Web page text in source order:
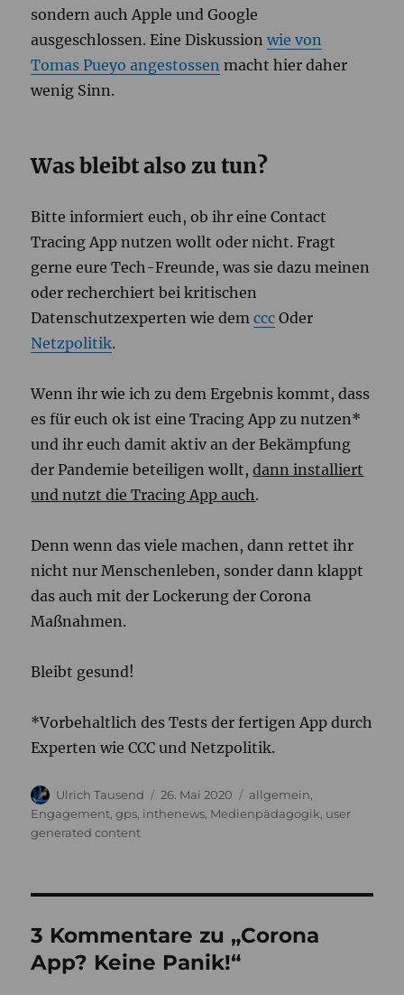
sondern auch Apple und Google
ausgeschlossen. Eine Diskussionwie von
Tomas Pueyo angestossen macht hier daher
wenig Sinn.
Was bleibt also zu tun?
Bitte informiert euch, ob ihr eine Contact
Tracing App nutzen wollt oder nicht. Fragt
gerne eure Tech-Freunde, was sie dazu meinen
oder recherchiert bei kritischen
Datenschutzexperten wie demccc Oder
Netzpolitik.
Wenn ihr wie ich zu dem Ergebnis kommt, dass
es für euch ok ist eine Tracing App zu nutzen*
und ihr euch damit aktiv an der Bekämpfung
der Pandemie beteiligen wollt,dann installiert
und nutzt die Tracing App auch.
Denn wenn das viele machen, dann rettet ihr
nicht nur Menschenleben, sonder dann klappt
das auch mit der Lockerung der Corona
Maßnahmen.
Bleibt gesund!
*Vorbehaltlich des Tests der fertigen App durch
Experten wie CCC und Netzpolitik.
Autor
Ulrich Tausend
Veröffentlicht
am
26. Mai 2020 Kategorien
allgemein
Engagement,gps, inthenews, Medienpädagogik, user
generated content
3 Kommentare zu „Corona
App? Keine Panik!“